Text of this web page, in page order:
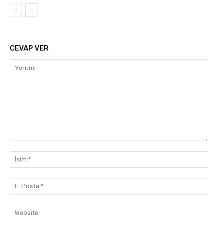
CEVAP VER